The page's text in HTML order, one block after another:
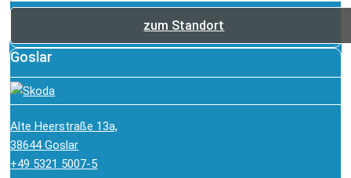
zum Standort
Goslar
Alte Heerstraße 13a,
38644 Goslar
+49 5321 5007-5